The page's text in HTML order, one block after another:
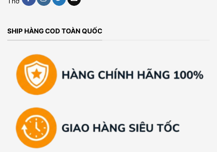
SHIP HÀNG COD TOÀN QUỐC